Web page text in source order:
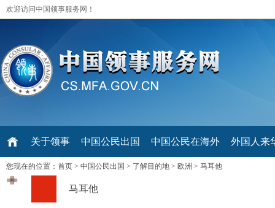
欢迎访问中国领事服务网！
关于领事 中国公民出国 中国公民在海外 外国人来
您现在的位置： 首页 > 中国公民出国 > 了解目的地 > 欧洲 > 马耳他
马耳他